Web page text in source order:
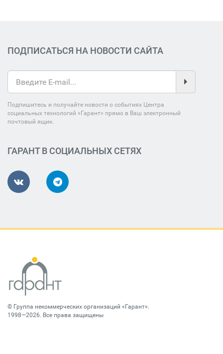
ПОДПИСАТЬСЯ НА НОВОСТИ САЙТА
Подпишитесь и получайте новости о событиях Центра
социальных технологий «Гарант» прямо в Ваш электронный
почтовый ящик.
ГАРАНТ В СОЦИАЛЬНЫХ СЕТЯХ
© Группа некоммерческих организаций «Гарант».
1998—2026. Все права защищены